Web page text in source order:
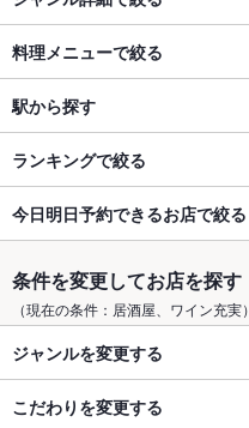
料理メニューで絞る
駅から探す
ランキングで絞る
今日明日予約できるお店で絞る
条件を変更してお店を探す
（現在の条件：居酒屋、ワイン充実）
ジャンルを変更する
こだわりを変更する